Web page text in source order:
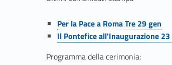
a
d
Link identifier #identifier__86769-2
Per la Pace a Roma Tre 29 gen
Link identifier #identifier__96413-3
Il Pontefice all'Inaugurazione 23
Programma della cerimonia: